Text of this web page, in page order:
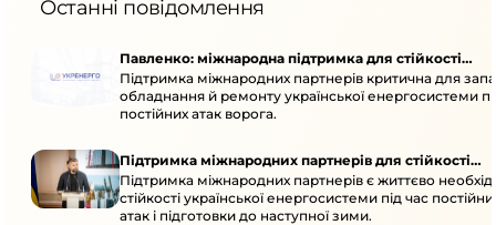
Останні повідомлення
Павленко: міжнародна підтримка для стійкості
енергосистеми
Підтримка міжнародних партнерів критична для
обладнання й ремонту української енергосистеми
постійних атак ворога.
Підтримка міжнародних партнерів для стійкості
енергосистеми
Підтримка міжнародних партнерів є життєво
стійкості української енергосистеми під час
атак і підготовки до наступної зими.